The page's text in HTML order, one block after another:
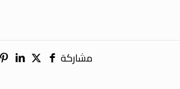
مشاركة